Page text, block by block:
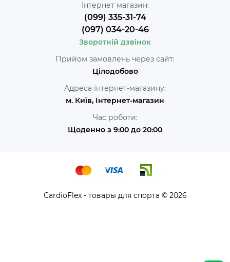
Інтернет магазин:
(099) 335-31-74
(097) 034-20-46
Зворотній дзвінок
Прийом замовлень через сайт:
Цілодобово
Адреса інтернет-магазину:
м. Київ, Інтернет-магазин
Час роботи:
Щоденно з 9:00 до 20:00
CardioFlex - товары для спорта © 2026